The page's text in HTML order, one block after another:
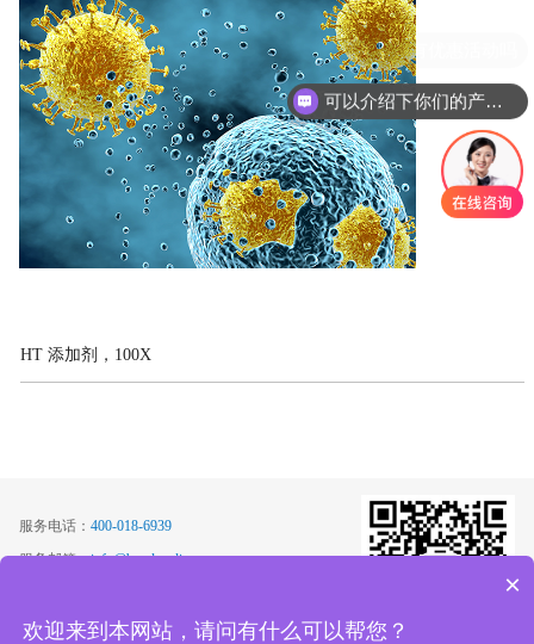
HT 添加剂，100X
服务电话：400-018-6939
服务邮箱：info@basalmedia.com
ICP备：沪ICP备18017157号-1
可以介绍下你们的产品么
现在有优惠活动吗
×
欢迎来到本网站，请问有什么可以帮您？